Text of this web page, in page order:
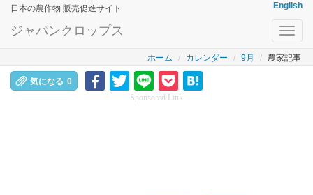
日本の農作物 販売促進サイト English
ジャパンクロップス
ホーム カレンダー 9月 農家記事
気になる 0
Sponsored Link